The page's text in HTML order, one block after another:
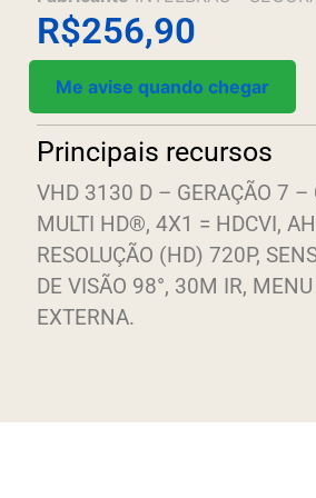
R$256,90
Me avise quando chegar
Principais recursos
VHD 3130 D – GERAÇÃO 7 –
MULTI HD®, 4X1 = HDCVI,
RESOLUÇÃO (HD) 720P,
DE VISÃO 98°, 30M IR,
EXTERNA.